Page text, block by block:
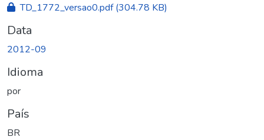
TD_1772_versao0.pdf(304.78 KB)
Data
2012-09
Idioma
por
País
BR